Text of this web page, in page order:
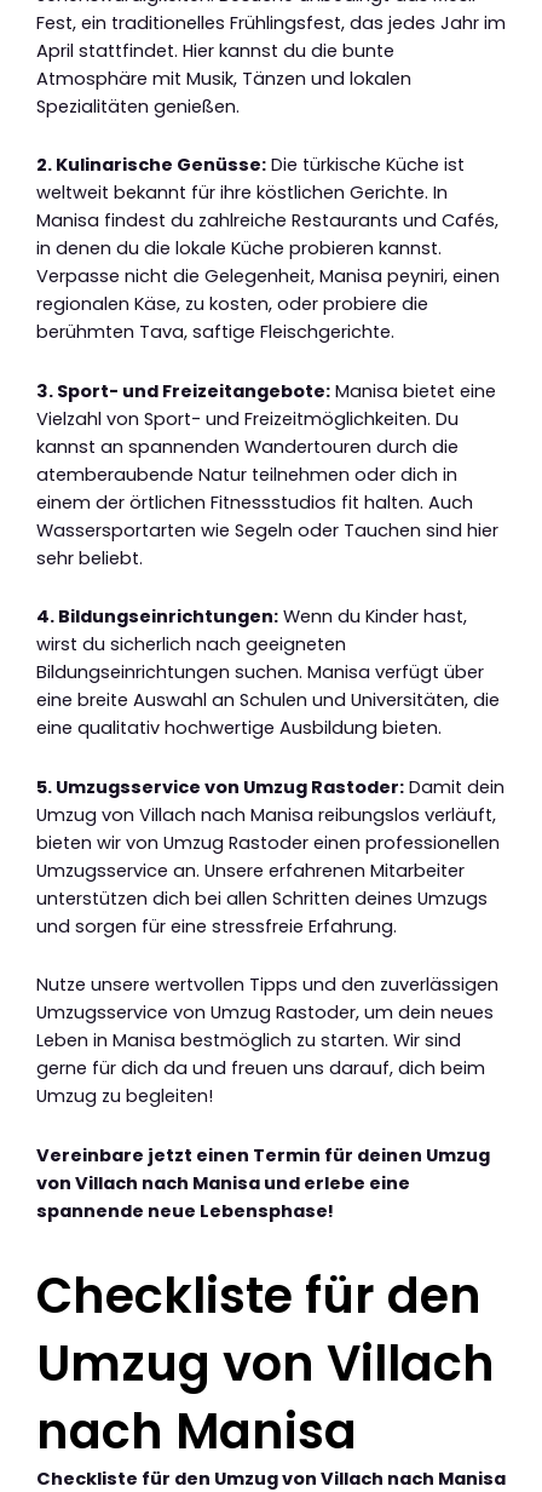
Fest, ein traditionelles Frühlingsfest, das jedes Jahr im
April stattfindet. Hier kannst du die bunte
Atmosphäre mit Musik, Tänzen und lokalen
Spezialitäten genießen.
2. Kulinarische Genüsse: Die türkische Küche ist
weltweit bekannt für ihre köstlichen Gerichte. In
Manisa findest du zahlreiche Restaurants und Cafés,
in denen du die lokale Küche probieren kannst.
Verpasse nicht die Gelegenheit, Manisa peyniri, einen
regionalen Käse, zu kosten, oder probiere die
berühmten Tava, saftige Fleischgerichte.
3. Sport- und Freizeitangebote: Manisa bietet eine
Vielzahl von Sport- und Freizeitmöglichkeiten. Du
kannst an spannenden Wandertouren durch die
atemberaubende Natur teilnehmen oder dich in
einem der örtlichen Fitnessstudios fit halten. Auch
Wassersportarten wie Segeln oder Tauchen sind hier
sehr beliebt.
4. Bildungseinrichtungen: Wenn du Kinder hast,
wirst du sicherlich nach geeigneten
Bildungseinrichtungen suchen. Manisa verfügt über
eine breite Auswahl an Schulen und Universitäten, die
eine qualitativ hochwertige Ausbildung bieten.
5. Umzugsservice von Umzug Rastoder: Damit dein
Umzug von Villach nach Manisa reibungslos verläuft,
bieten wir von Umzug Rastoder einen professionellen
Umzugsservice an. Unsere erfahrenen Mitarbeiter
unterstützen dich bei allen Schritten deines Umzugs
und sorgen für eine stressfreie Erfahrung.
Nutze unsere wertvollen Tipps und den zuverlässigen
Umzugsservice von Umzug Rastoder, um dein neues
Leben in Manisa bestmöglich zu starten. Wir sind
gerne für dich da und freuen uns darauf, dich beim
Umzug zu begleiten!
Vereinbare jetzt einen Termin für deinen Umzug
von Villach nach Manisa und erlebe eine
spannende neue Lebensphase!
Checkliste für den
Umzug von Villach
nach Manisa
Checkliste für den Umzug von Villach nach Manisa